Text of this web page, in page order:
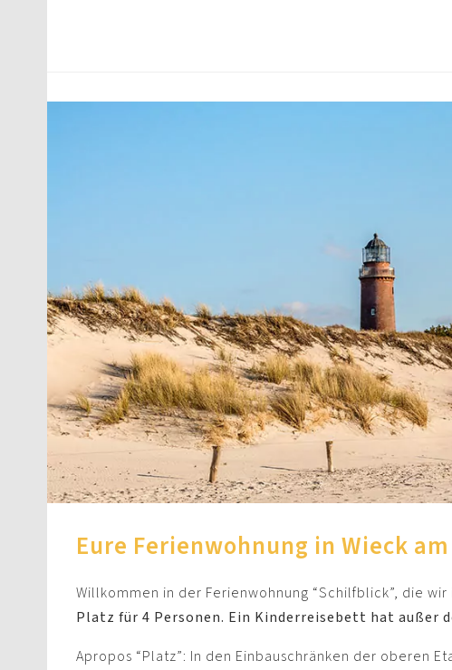
Eure Ferienwohnung in Wieck
Willkommen in der Ferienwohnung “Schilfblick”, die
Platz für 4 Personen. Ein Kinderreisebett hat außer
Apropos “Platz”: In den Einbauschränken der oberen